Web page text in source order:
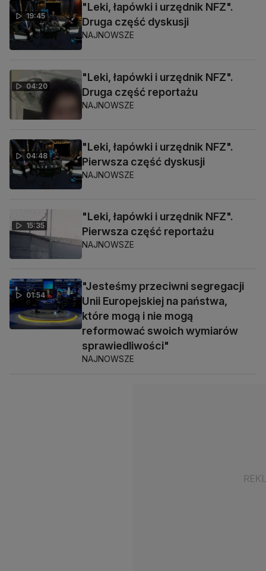
19:45
"Leki, łapówki i urzędnik NFZ".
Druga część dyskusji
NAJNOWSZE
04:20
"Leki, łapówki i urzędnik NFZ".
Druga część reportażu
NAJNOWSZE
04:48
"Leki, łapówki i urzędnik NFZ".
Pierwsza część dyskusji
NAJNOWSZE
15:35
"Leki, łapówki i urzędnik NFZ".
Pierwsza część reportażu
NAJNOWSZE
01:54
"Jesteśmy przeciwni segregacji
Unii Europejskiej na państwa,
które mogą i nie mogą
reformować swoich wymiarów
sprawiedliwości"
NAJNOWSZE